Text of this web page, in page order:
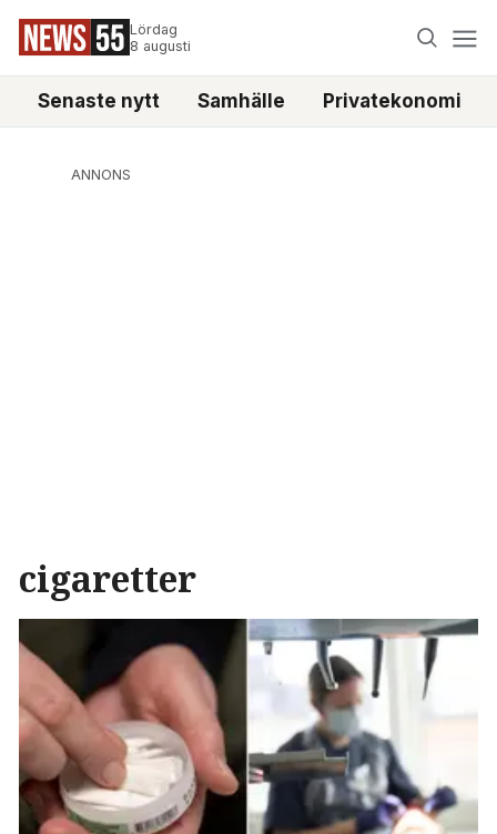
Lördag
8 augusti
Senaste nytt Samhälle Privatekonomi
ANNONS
cigaretter